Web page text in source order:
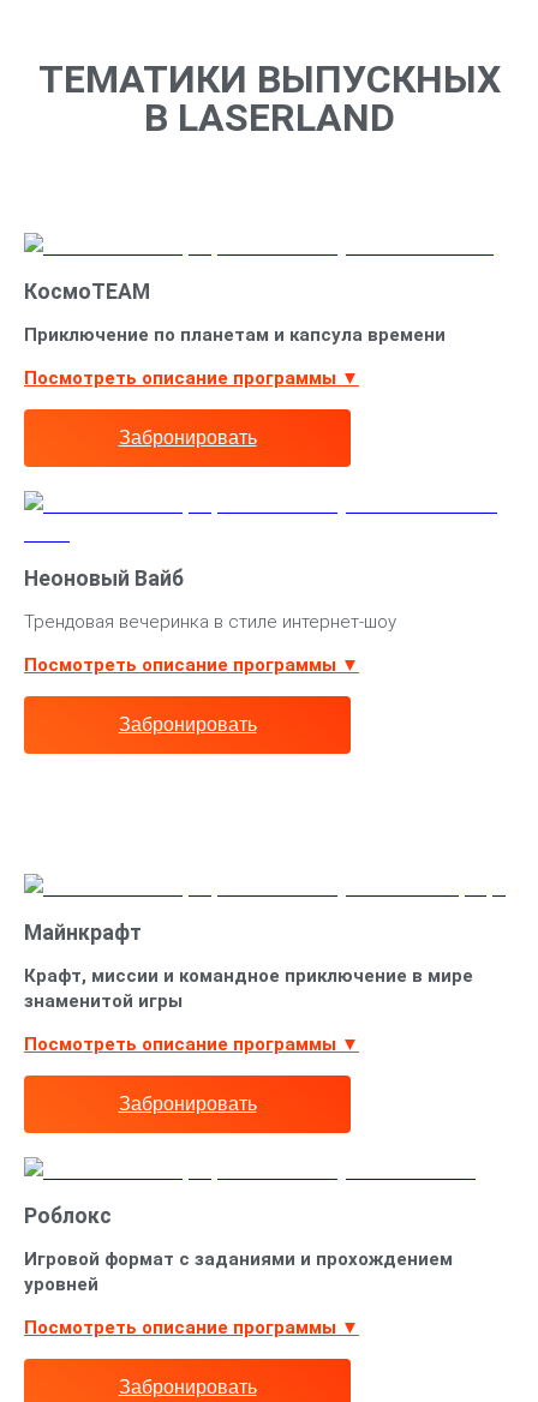
ТЕМАТИКИ ВЫПУСКНЫХ
В LASERLAND
КосмоTEAM
Приключение по планетам и капсула времени
Посмотреть описание программы ▼
Забронировать
Неоновый Вайб
Трендовая вечеринка в стиле интернет-шоу
Посмотреть описание программы ▼
Забронировать
Майнкрафт
Крафт, миссии и командное приключение в мире
знаменитой игры
Посмотреть описание программы ▼
Забронировать
Роблокс
Игровой формат с заданиями и прохождением
уровней
Посмотреть описание программы ▼
Забронировать